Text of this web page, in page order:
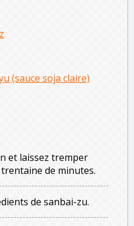
(sauce soja claire)
et laissez tremper
de minutes.
de sanbai-zu.